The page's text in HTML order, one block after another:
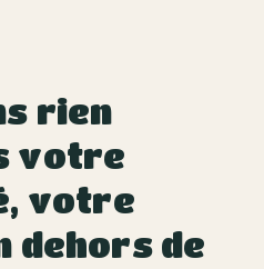
rien
votre
votre
dehors de